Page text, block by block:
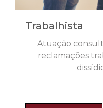
Trabalhista
Atuação
reclamações